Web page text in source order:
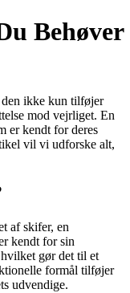
Behøver
ikke kun tilføjer
mod vejrliget. En
er kendt for deres
vil vi udforske alt,
af skifer, en
kendt for sin
gør det til et
formål tilføjer
udvendige.